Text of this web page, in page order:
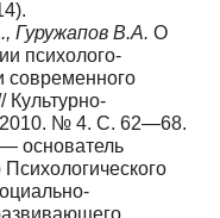
Гуружапов В.А. О
психолого-
современного
Куль­турно-
2010. № 4. C. 62—68.
основатель